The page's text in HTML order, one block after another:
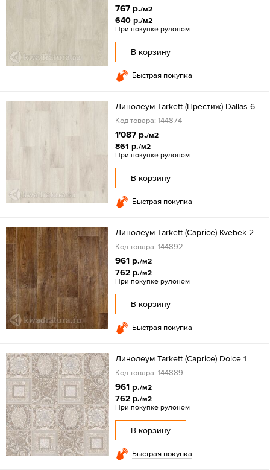
767 р./м2
640 р./м2
При покупке рулоном
В корзину
Быстрая покупка
Линолеум Tarkett (Престиж) Dallas 6
Код товара: 144874
1'087 р./м2
861 р./м2
При покупке рулоном
В корзину
Быстрая покупка
Линолеум Tarkett (Caprice) Kvebek 2
Код товара: 144892
961 р./м2
762 р./м2
При покупке рулоном
В корзину
Быстрая покупка
Линолеум Tarkett (Caprice) Dolce 1
Код товара: 144889
961 р./м2
762 р./м2
При покупке рулоном
В корзину
Быстрая покупка